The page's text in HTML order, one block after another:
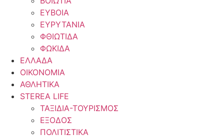
ΕΥΒΟΙΑ
ΕΥΡΥΤΑΝΙΑ
ΦΘΙΩΤΙΔΑ
ΦΩΚΙΔΑ
ΕΛΛΑΔΑ
ΟΙΚΟΝΟΜΙΑ
ΑΘΛΗΤΙΚΑ
STEREA LIFE
ΤΑΞΙΔΙΑ-ΤΟΥΡΙΣΜΟΣ
ΕΞΟΔΟΣ
ΠΟΛΙΤΙΣΤΙΚΑ